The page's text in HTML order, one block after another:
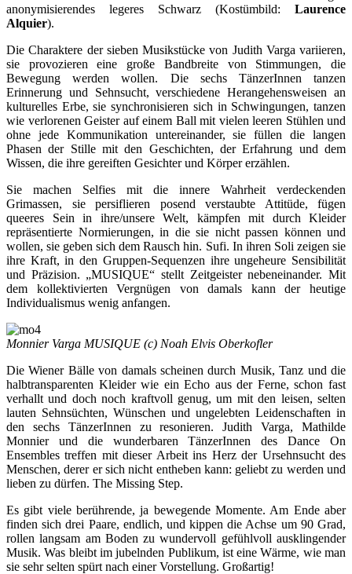
anonymisierendes legeres Schwarz (Kostümbild: Laurence
Alquier).
Die Charaktere der sieben Musikstücke von Judith Varga variieren,
sie provozieren eine große Bandbreite von Stimmungen, die
Bewegung werden wollen. Die sechs TänzerInnen tanzen
Erinnerung und Sehnsucht, verschiedene Herangehensweisen an
kulturelles Erbe, sie synchronisieren sich in Schwingungen, tanzen
wie verlorenen Geister auf einem Ball mit vielen leeren Stühlen und
ohne jede Kommunikation untereinander, sie füllen die langen
Phasen der Stille mit den Geschichten, der Erfahrung und dem
Wissen, die ihre gereiften Gesichter und Körper erzählen.
Sie machen Selfies mit die innere Wahrheit verdeckenden
Grimassen, sie persiflieren posend verstaubte Attitüde, fügen
queeres Sein in ihre/unsere Welt, kämpfen mit durch Kleider
repräsentierte Normierungen, in die sie nicht passen können und
wollen, sie geben sich dem Rausch hin. Sufi. In ihren Soli zeigen sie
ihre Kraft, in den Gruppen-Sequenzen ihre ungeheure Sensibilität
und Präzision. „MUSIQUE“ stellt Zeitgeister nebeneinander. Mit
dem kollektivierten Vergnügen von damals kann der heutige
Individualismus wenig anfangen.
Monnier Varga MUSIQUE (c) Noah Elvis Oberkofler
Die Wiener Bälle von damals scheinen durch Musik, Tanz und die
halbtransparenten Kleider wie ein Echo aus der Ferne, schon fast
verhallt und doch noch kraftvoll genug, um mit den leisen, selten
lauten Sehnsüchten, Wünschen und ungelebten Leidenschaften in
den sechs TänzerInnen zu resonieren. Judith Varga, Mathilde
Monnier und die wunderbaren TänzerInnen des Dance On
Ensembles treffen mit dieser Arbeit ins Herz der Ursehnsucht des
Menschen, derer er sich nicht entheben kann: geliebt zu werden und
lieben zu dürfen. The Missing Step.
Es gibt viele berührende, ja bewegende Momente. Am Ende aber
finden sich drei Paare, endlich, und kippen die Achse um 90 Grad,
rollen langsam am Boden zu wundervoll gefühlvoll ausklingender
Musik. Was bleibt im jubelnden Publikum, ist eine Wärme, wie man
sie sehr selten spürt nach einer Vorstellung. Großartig!